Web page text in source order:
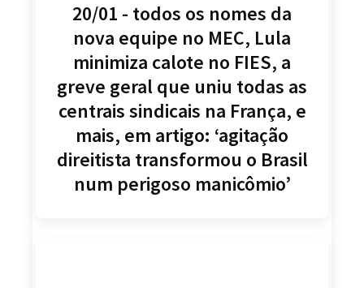
20/01 - todos os nomes da
nova equipe no MEC, Lula
minimiza calote no FIES, a
greve geral que uniu todas as
centrais sindicais na França, e
mais, em artigo: ‘agitação
direitista transformou o Brasil
num perigoso manicômio’